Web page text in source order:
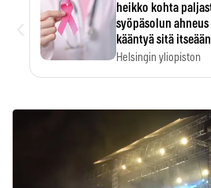
heikko kohta
syöpäsolun ahneus
kääntyä sitä
Helsingin yliopiston